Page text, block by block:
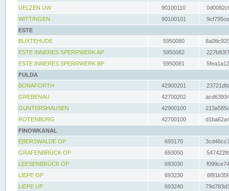
UELZEN UW
90100110
WITTINGEN
90100101
ESTE
BUXTEHUDE
5950080
ESTE INNERES SPERRWERK AP
5950082
ESTE INNERES SPERRWERK BP
5950081
FULDA
BONAFORTH
42900201
GREBENAU
42700202
GUNTERSHAUSEN
42900100
ROTENBURG
42700100
FINOWKANAL
EBERSWALDE OP
693170
GRAFENBRÜCK OP
693050
LEESENBRÜCK OP
693030
LIEPE OP
693230
LIEPE UP
693240